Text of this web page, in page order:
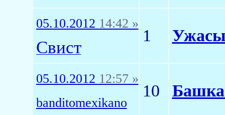
05.10.2012 14:42 »
Свист
1
05.10.2012 12:57 »
banditomexikano
10